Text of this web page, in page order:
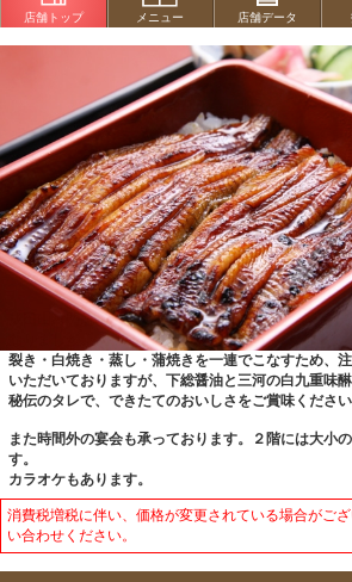
店舗トップ メニュー 店舗データ
成田山総門脇にある江戸時代創業の老舗。旅館・割
裂き・白焼き・蒸し・蒲焼きを一連でこなすため、
いただいておりますが、下総醤油と三河の白九重味
秘伝のタレで、できたてのおいしさをご賞味ください
また時間外の宴会も承っております。２階には大小
す。
カラオケもあります。
消費税増税に伴い、価格が変更されている場合がご
い合わせください。